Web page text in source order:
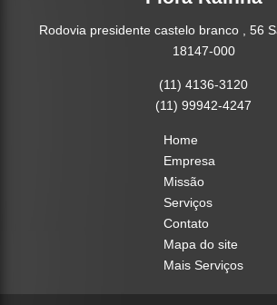
Rodovia presidente castelo branco , 56
18147-000
(11) 4136-3120
(11) 99942-4247
Home
Empresa
Missão
Serviços
Contato
Mapa do site
Mais Serviços